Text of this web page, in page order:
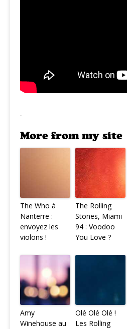
More from my site
The Who à
Nanterre :
envoyez les
violons !
The Rolling
Stones, Miami
94 : Voodoo
You Love ?
Amy
Winehouse au
Olé Olé Olé !
Les Rolling